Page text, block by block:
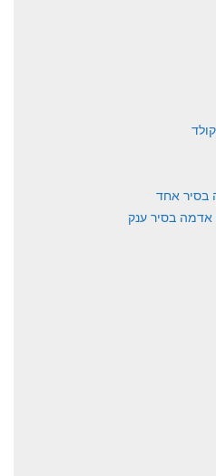
בסיר אחד
אדמה בסיר ענק